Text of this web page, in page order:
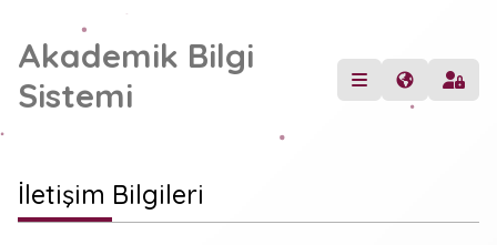
Akademik Bilgi
Sistemi
İletişim Bilgileri